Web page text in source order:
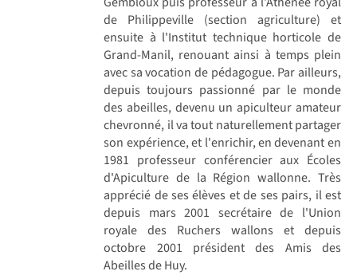
de Philippeville (section agriculture) et
ensuite à l'Institut technique horticole de
Grand-Manil, renouant ainsi à temps plein
avec sa vocation de pédagogue. Par ailleurs,
depuis toujours passionné par le monde
des abeilles, devenu un apiculteur amateur
chevronné, il va tout naturellement partager
son expérience, et l'enrichir, en devenant en
1981 professeur conférencier aux Écoles
d'Apiculture de la Région wallonne. Très
apprécié de ses élèves et de ses pairs, il est
depuis mars 2001 secrétaire de l'Union
royale des Ruchers wallons et depuis
octobre 2001 président des Amis des
Abeilles de Huy.